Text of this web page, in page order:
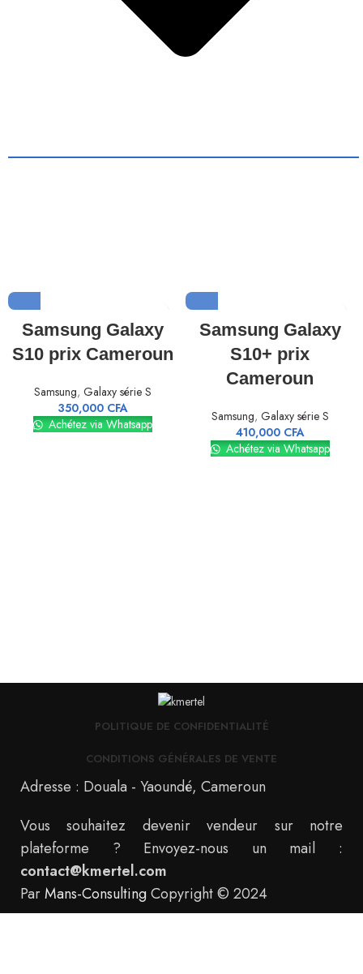
Samsung Galaxy
S10 prix Cameroun
Samsung, Galaxy série S
350,000 CFA
Achétez via Whatsapp
Samsung Galaxy
S10+ prix
Cameroun
Samsung, Galaxy série S
410,000 CFA
Achétez via Whatsapp
POLITIQUE DE CONFIDENTIALITÉ
CONDITIONS GÉNÉRALES DE VENTE
Adresse : Douala - Yaoundé, Cameroun
Vous souhaitez devenir vendeur sur notre
plateforme ? Envoyez-nous un mail :
contact@kmertel.com
ParMans-ConsultingCopyright © 2024